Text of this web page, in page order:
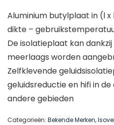
Aluminium butylplaat in (l
dikte –
De isolatieplaat kan
meerlaags worden
Zelfklevende
geluidsreductie en hifi in
andere gebieden
Categorieën: Bekende Merken,